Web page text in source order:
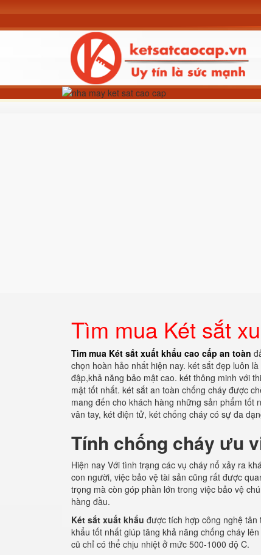
Tìm mua Két sắt
Tìm mua Két sắt xuất khẩu cao cấp an toàn
chọn hoàn hảo nhất hiện nay. két sắt đẹp luôn
đập,khả năng bảo mật cao. két thông minh với
mật tốt nhất. két sắt an toàn chống cháy được
mang đến cho khách hàng những sản phẩm
vân tay, két điện tử, két chống cháy có sự đa
Tính chống cháy ưu
Hiện nay Với tình trạng các vụ cháy nổ xảy ra
con người, việc bảo vệ tài sản cũng rất được
trọng mà còn góp phần lớn trong việc bảo vệ
hàng đầu.
Két sắt xuất khẩu được tích hợp công nghệ
khẩu tốt nhất giúp tăng khả năng chống cháy
cũ chỉ có thể chịu nhiệt ở mức 500-1000 độ C.